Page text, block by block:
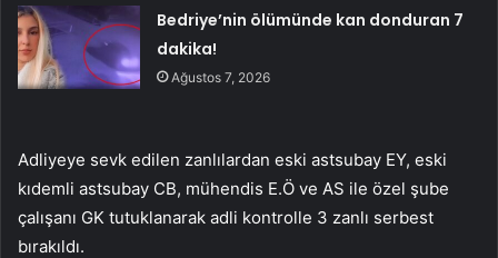
Bedriye’nin ölümünde kan donduran 7
dakika!
Ağustos 7, 2026
Adliyeye sevk edilen zanlılardan eski astsubay EY, eski
kıdemli astsubay CB, mühendis E.Ö ve AS ile özel şube
çalışanı GK tutuklanarak adli kontrolle 3 zanlı serbest
bırakıldı.